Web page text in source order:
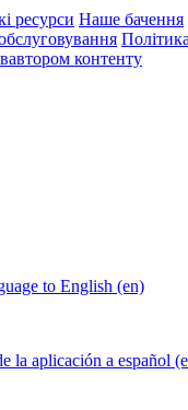
ресурси Наше бачення
контенту
to English (en)
la aplicación a español